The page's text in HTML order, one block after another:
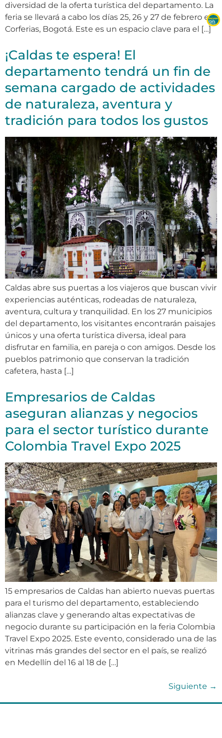
diversidad de la oferta turística del departamento. La
feria se llevará a cabo los días 25, 26 y 27 de febrero en
Corferias, Bogotá. Este es un espacio clave para el […]
¡Caldas te espera! El
departamento tendrá un fin de
semana cargado de actividades
de naturaleza, aventura y
tradición para todos los gustos
Caldas abre sus puertas a los viajeros que buscan vivir
experiencias auténticas, rodeadas de naturaleza,
aventura, cultura y tranquilidad. En los 27 municipios
del departamento, los visitantes encontrarán paisajes
únicos y una oferta turística diversa, ideal para
disfrutar en familia, en pareja o con amigos. Desde los
pueblos patrimonio que conservan la tradición
cafetera, hasta […]
Empresarios de Caldas
aseguran alianzas y negocios
para el sector turístico durante
Colombia Travel Expo 2025
15 empresarios de Caldas han abierto nuevas puertas
para el turismo del departamento, estableciendo
alianzas clave y generando altas expectativas de
negocio durante su participación en la feria Colombia
Travel Expo 2025. Este evento, considerado una de las
vitrinas más grandes del sector en el país, se realizó
en Medellín del 16 al 18 de […]
Siguiente →